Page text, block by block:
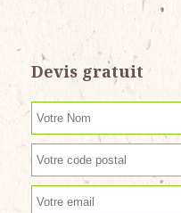
Devis gratuit